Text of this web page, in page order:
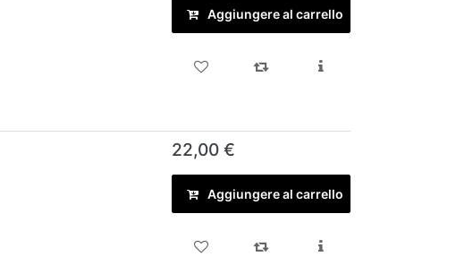
Aggiungere al carrello
22,00 €
Aggiungere al carrello